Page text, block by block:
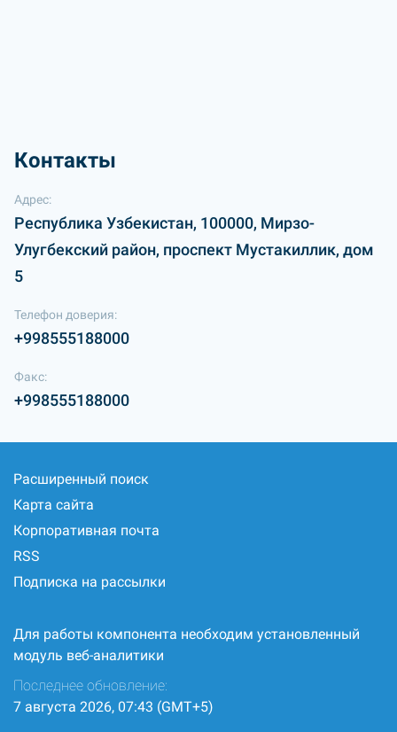
Контакты
Адрес:
Республика Узбекистан, 100000, Мирзо-
Улугбекский район, проспект Мустакиллик, дом
5
Телефон доверия:
+998555188000
Факс:
+998555188000
Расширенный поиск
Карта сайта
Корпоративная почта
RSS
Подписка на рассылки
Для работы компонента необходим установленный
модуль веб-аналитики
Последнее обновление:
7 августа 2026, 07:43 (GMT+5)